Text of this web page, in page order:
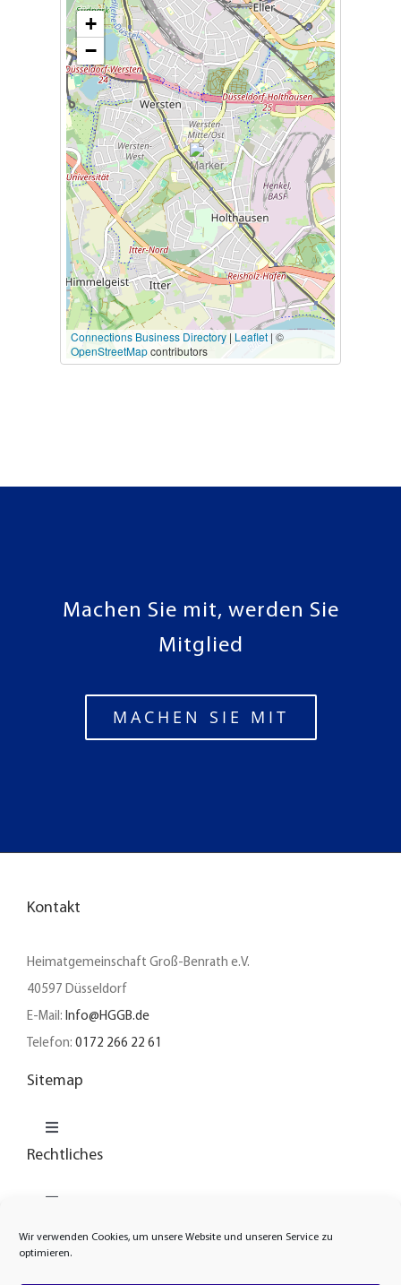
Wir verwenden Cookies, um unsere Website und unseren Service zu
optimieren.
+
−
Connections Business Directory | Leaflet | ©
OpenStreetMapcontributors
Machen Sie mit, werden Sie
Mitglied
MACHEN SIE MIT
Kontakt
Heimatgemeinschaft Groß-Benrath e.V.
40597 Düsseldorf
E-Mail: Info@HGGB.de
Telefon: 0172 266 22 61
Sitemap
Toggle
Navigation
News
Rechtliches
Cookie-Richtlinie